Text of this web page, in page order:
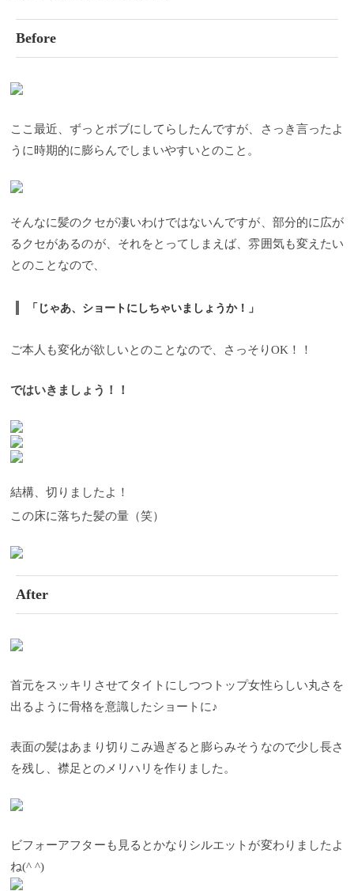
Before
ここ最近、ずっとボブにしてらしたんですが、さっき言ったよ
うに時期的に膨らんでしまいやすいとのこと。
そんなに髪のクセが凄いわけではないんですが、部分的に広が
るクセがあるのが、それをとってしまえば、雰囲気も変えたい
とのことなので、
「じゃあ、ショートにしちゃいましょうか！」
ご本人も変化が欲しいとのことなので、さっそりOK！！
ではいきましょう！！
結構、切りましたよ！
この床に落ちた髪の量（笑）
After
首元をスッキリさせてタイトにしつつトップ女性らしい丸さを
出るように骨格を意識したショートに♪
表面の髪はあまり切りこみ過ぎると膨らみそうなので少し長さ
を残し、襟足とのメリハリを作りました。
ビフォーアフターも見るとかなりシルエットが変わりましたよ
ね(^ ^)